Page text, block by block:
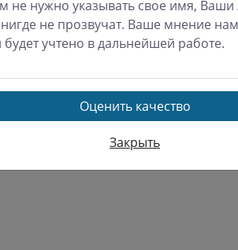
9:00 - 17:00
Выходной
комиссия
не нужно указывать свое имя,
не прозвучат. Ваше мнение
учтено в дальнейшей работе.
Оценить качество
Закрыть